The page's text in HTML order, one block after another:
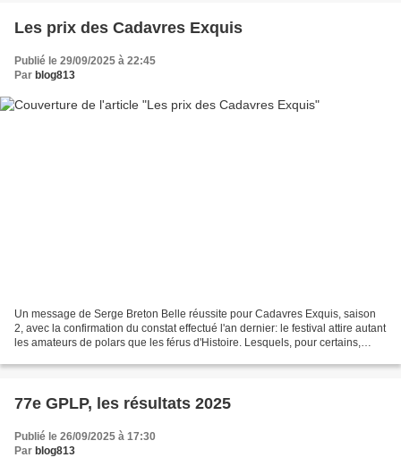
Les prix des Cadavres Exquis
Publié le 29/09/2025 à 22:45
Par blog813
Un message de Serge Breton Belle réussite pour Cadavres Exquis, saison
2, avec la confirmation du constat effectué l'an dernier: le festival attire autant
les amateurs de polars que les férus d'Histoire. Lesquels, pour certains,
77e GPLP, les résultats 2025
Publié le 26/09/2025 à 17:30
Par blog813